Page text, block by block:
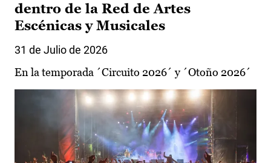
dentro de la Red de Artes
Escénicas y Musicales
31 de Julio de 2026
En la temporada ´Circuito 2026´ y ´Otoño 2026´